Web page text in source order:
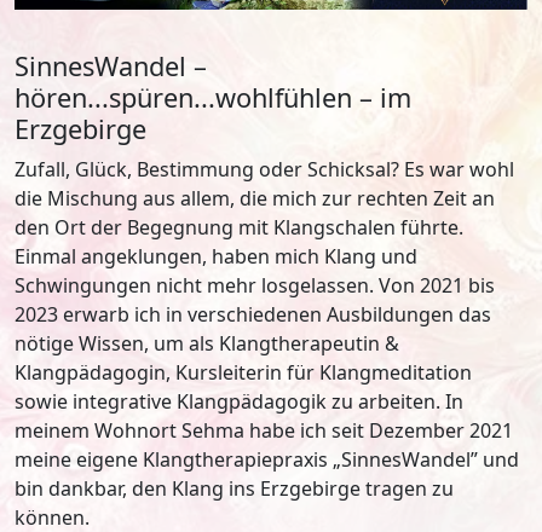
SinnesWandel –
hören...spüren...wohlfühlen – im
Erzgebirge
Zufall, Glück, Bestimmung oder Schicksal? Es war wohl
die Mischung aus allem, die mich zur rechten Zeit an
den Ort der Begegnung mit Klangschalen führte.
Einmal angeklungen, haben mich Klang und
Schwingungen nicht mehr losgelassen. Von 2021 bis
2023 erwarb ich in verschiedenen Ausbildungen das
nötige Wissen, um als Klangtherapeutin &
Klangpädagogin, Kursleiterin für Klangmeditation
sowie integrative Klangpädagogik zu arbeiten. In
meinem Wohnort Sehma habe ich seit Dezember 2021
meine eigene Klangtherapiepraxis „SinnesWandel” und
bin dankbar, den Klang ins Erzgebirge tragen zu
können.